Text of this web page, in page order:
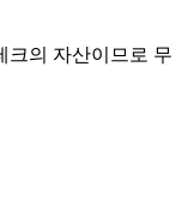
크의 자산이므로 무